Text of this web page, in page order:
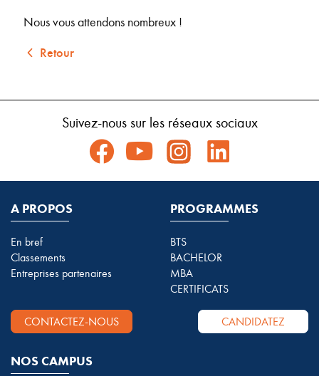
Nous vous attendons nombreux !
Retour
Suivez-nous sur les réseaux sociaux
A PROPOS
En bref
Classements
Entreprises partenaires
PROGRAMMES
BTS
BACHELOR
MBA
CERTIFICATS
CONTACTEZ-NOUS CANDIDATEZ
NOS CAMPUS